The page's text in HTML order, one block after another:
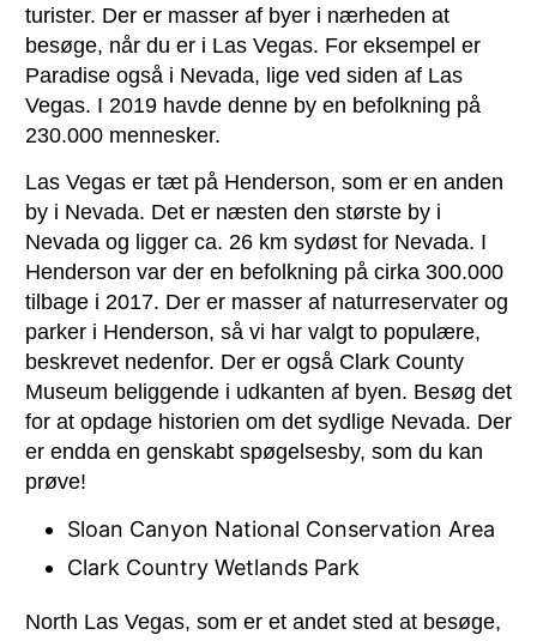
turister. Der er masser af byer i nærheden at
besøge, når du er i Las Vegas. For eksempel er
Paradise også i Nevada, lige ved siden af Las
Vegas. I 2019 havde denne by en befolkning på
230.000 mennesker.
Las Vegas er tæt på Henderson, som er en anden
by i Nevada. Det er næsten den største by i
Nevada og ligger ca. 26 km sydøst for Nevada. I
Henderson var der en befolkning på cirka 300.000
tilbage i 2017. Der er masser af naturreservater og
parker i Henderson, så vi har valgt to populære,
beskrevet nedenfor. Der er også Clark County
Museum beliggende i udkanten af byen. Besøg det
for at opdage historien om det sydlige Nevada. Der
er endda en genskabt spøgelsesby, som du kan
prøve!
Sloan Canyon National Conservation Area
Clark Country Wetlands Park
North Las Vegas, som er et andet sted at besøge,